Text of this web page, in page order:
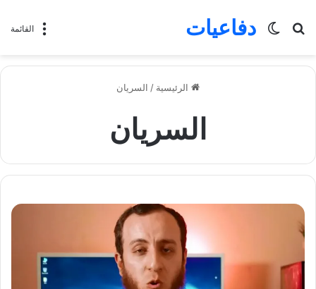
القائمة دفاعيات
بحث
الوضع
الرئيسية / السريان
السريان